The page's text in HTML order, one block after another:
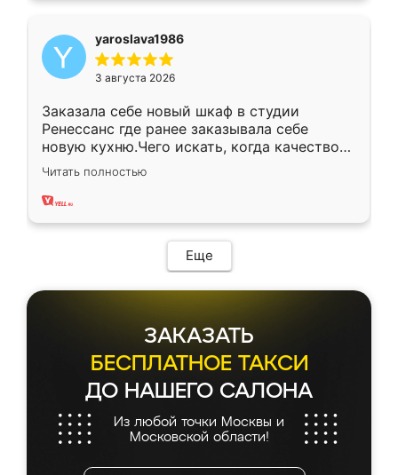
yaroslava1986
3 августа 2026
Заказала себе новый шкаф в студии
Ренессанс где ранее заказывала себе
новую кухню.Чего искать, когда качеством
вполне довольна. Служит кухня уже почти
два года, нареканий нет.
Читать полностью
Еще
ЗАКАЗАТЬ
БЕСПЛАТНОЕ ТАКСИ
ДО НАШЕГО САЛОНА
Из любой точки Москвы и
Московской области!